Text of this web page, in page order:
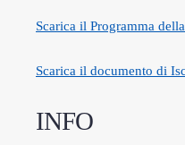
Scarica il Programma
Scarica il documento di
INFO